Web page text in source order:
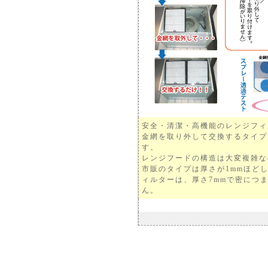
安全・清潔・高機能のレンジフ
金網を取り外して交換するタイ
す。
レンジフードの構造は大変複雑
市販のタイプは厚さが1mmほど
ィルターは、厚さ7mmで密につ
ん。